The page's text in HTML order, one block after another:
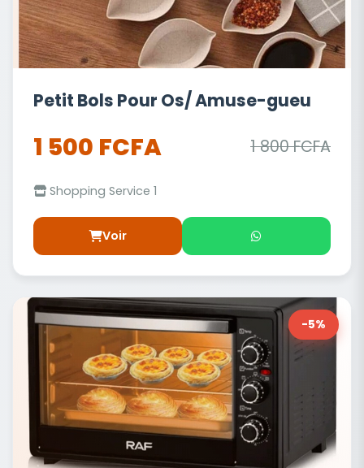
Petit Bols Pour Os/ Amuse-gueu
1 500 FCFA 1 800 FCFA
Shopping Service 1
Voir
-5%